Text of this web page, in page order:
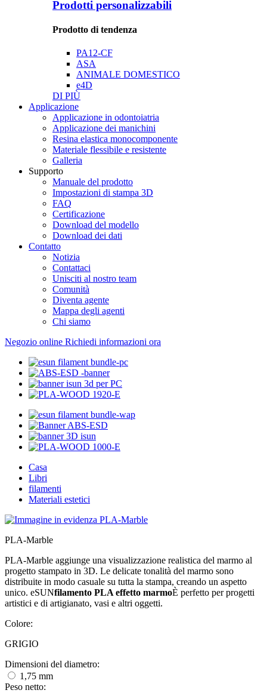
Prodotti personalizzabili
Prodotto di tendenza
PA12-CF
ASA
ANIMALE DOMESTICO
e4D
DI PIÙ
Applicazione
Applicazione in odontoiatria
Applicazione dei manichini
Resina elastica monocomponente
Materiale flessibile e resistente
Galleria
Supporto
Manuale del prodotto
Impostazioni di stampa 3D
FAQ
Certificazione
Download del modello
Download dei dati
Contatto
Notizia
Contattaci
Unisciti al nostro team
Comunità
Diventa agente
Mappa degli agenti
Chi siamo
Negozio online Richiedi informazioni ora
Casa
Libri
filamenti
Materiali estetici
PLA-Marble
PLA-Marble aggiunge una visualizzazione realistica del marmo al
progetto stampato in 3D. Le delicate tonalità del marmo sono
distribuite in modo casuale su tutta la stampa, creando un aspetto
unico. eSUNfilamento PLA effetto marmoÈ perfetto per progetti
artistici e di artigianato, vasi e altri oggetti.
Colore:
GRIGIO
Dimensioni del diametro:
1,75 mm
Peso netto: